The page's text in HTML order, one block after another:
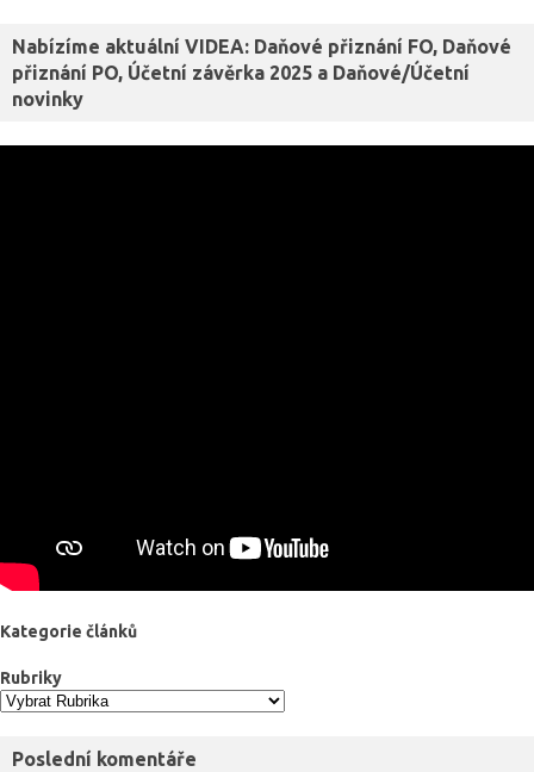
Nabízíme aktuální VIDEA: Daňové přiznání FO, Daňové
přiznání PO, Účetní závěrka 2025 a Daňové/Účetní
novinky
Kategorie článků
Rubriky
Poslední komentáře